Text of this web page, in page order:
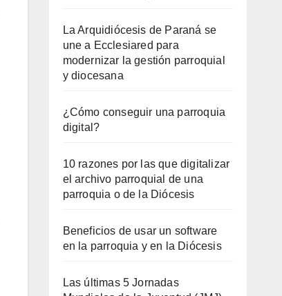
La Arquidiócesis de Paraná se
une a Ecclesiared para
modernizar la gestión parroquial
y diocesana
¿Cómo conseguir una parroquia
digital?
10 razones por las que digitalizar
el archivo parroquial de una
parroquia o de la Diócesis
Beneficios de usar un software
en la parroquia y en la Diócesis
Las últimas 5 Jornadas